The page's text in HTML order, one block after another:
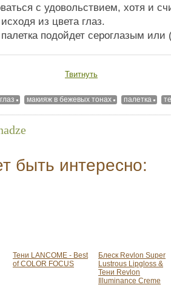
с удовольствием, хотя и
из цвета глаз.
подойдет сероглазым
Твитнуть
макияж в бежевых тонах палетка
быть интересно:
Тени LANCOME - Best
of COLOR FOCUS
Блеск Revlon Super
Lustrous Lipgloss &
Тени Revlon
Illuminance Creme